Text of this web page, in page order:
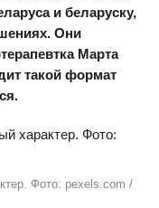
и беларуску,
Они
Марта
такой формат
Фото: pexels.com /